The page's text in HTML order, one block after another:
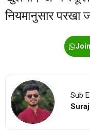
नियमानुसार परखा
Sub